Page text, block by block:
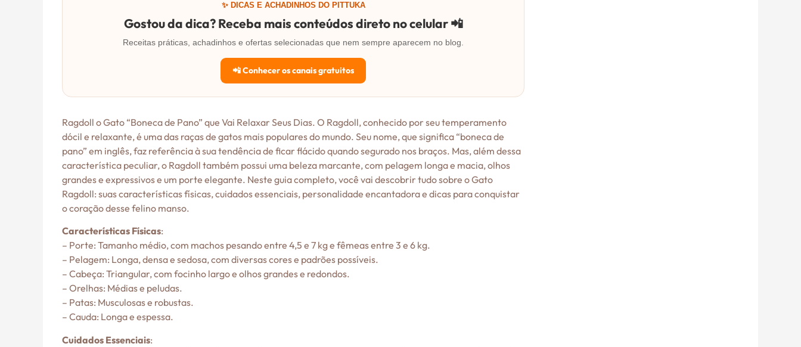
✨ DICAS E ACHADINHOS DO PITTUKA
Gostou da dica? Receba mais conteúdos direto no celular 📲
Receitas práticas, achadinhos e ofertas selecionadas que nem sempre aparecem no blog.
📲 Conhecer os canais gratuitos
Ragdoll o Gato “Boneca de Pano” que Vai Relaxar Seus Dias. O Ragdoll, conhecido por seu temperamento
dócil e relaxante, é uma das raças de gatos mais populares do mundo. Seu nome, que significa “boneca de
pano” em inglês, faz referência à sua tendência de ficar flácido quando segurado nos braços. Mas, além dessa
característica peculiar, o Ragdoll também possui uma beleza marcante, com pelagem longa e macia, olhos
grandes e expressivos e um porte elegante. Neste guia completo, você vai descobrir tudo sobre o Gato
Ragdoll: suas características físicas, cuidados essenciais, personalidade encantadora e dicas para conquistar
o coração desse felino manso.
Características Físicas:
– Porte: Tamanho médio, com machos pesando entre 4,5 e 7 kg e fêmeas entre 3 e 6 kg.
– Pelagem: Longa, densa e sedosa, com diversas cores e padrões possíveis.
– Cabeça: Triangular, com focinho largo e olhos grandes e redondos.
– Orelhas: Médias e peludas.
– Patas: Musculosas e robustas.
– Cauda: Longa e espessa.
Cuidados Essenciais: